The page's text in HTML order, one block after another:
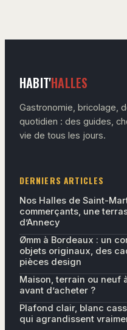
HABIT'HALLES
Gastronomie, bricolage,
quotidien : des guides,
vie de tous les jours.
DERNIERS ARTICLES
Nos Halles de Saint-
commerçants, une
d’Annecy
Ømm à Bordeaux : un
objets originaux, des
pièces design
Maison, terrain ou neuf
avant d’acheter ?
Plafond clair, blanc
qui agrandissent